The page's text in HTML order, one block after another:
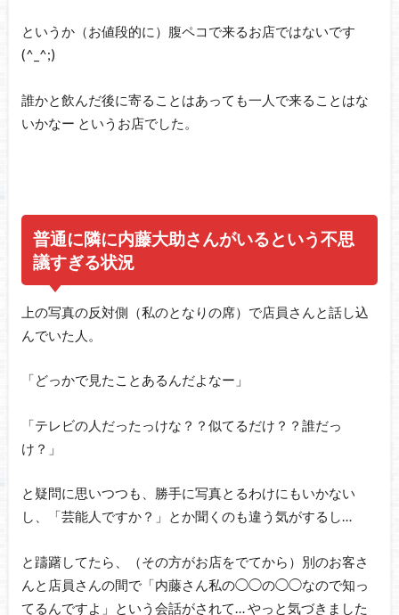
というか（お値段的に）腹ペコで来るお店ではないです
(^_^;)
誰かと飲んだ後に寄ることはあっても一人で来ることはな
いかなー というお店でした。
普通に隣に内藤大助さんがいるという不思
議すぎる状況
上の写真の反対側（私のとなりの席）で店員さんと話し込
んでいた人。
「どっかで見たことあるんだよなー」
「テレビの人だったっけな？？似てるだけ？？誰だっ
け？」
と疑問に思いつつも、勝手に写真とるわけにもいかない
し、「芸能人ですか？」とか聞くのも違う気がするし…
と躊躇してたら、（その方がお店をでてから）別のお客さ
んと店員さんの間で「内藤さん私の◯◯の◯◯なので知っ
てるんですよ」という会話がされて… やっと気づきました